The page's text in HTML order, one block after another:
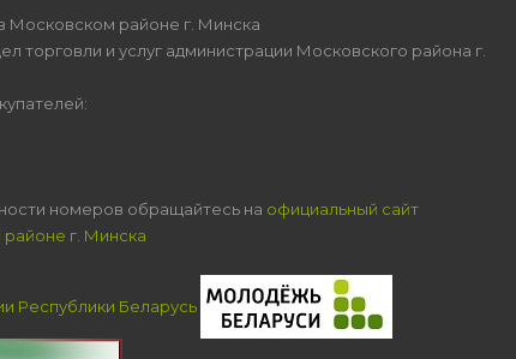
Московском районе г. Минска
торговли и услуг администрации Московского района г.
номеров обращайтесь на официальный сайт
г. Минска